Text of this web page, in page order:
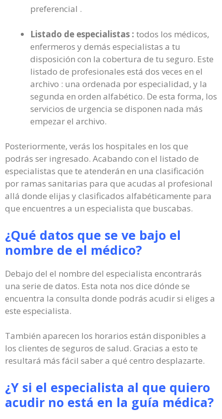
preferencial .
Listado de especialistas : todos los médicos,
enfermeros y demás especialistas a tu
disposición con la cobertura de tu seguro. Este
listado de profesionales está dos veces en el
archivo : una ordenada por especialidad, y la
segunda en orden alfabético. De esta forma, los
servicios de urgencia se disponen nada más
empezar el archivo.
Posteriormente, verás los hospitales en los que
podrás ser ingresado. Acabando con el listado de
especialistas que te atenderán en una clasificación
por ramas sanitarias para que acudas al profesional
allá donde elijas y clasificados alfabéticamente para
que encuentres a un especialista que buscabas.
¿Qué datos que se ve bajo el
nombre de el médico?
Debajo del el nombre del especialista encontrarás
una serie de datos. Esta nota nos dice dónde se
encuentra la consulta donde podrás acudir si eliges a
este especialista.
También aparecen los horarios están disponibles a
los clientes de seguros de salud. Gracias a esto te
resultará más fácil saber a qué centro desplazarte.
¿Y si el especialista al que quiero
acudir no está en la guía médica?